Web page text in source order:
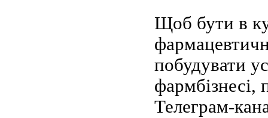
Щоб бути в
побудувати
фармбізнесі,
Телеграм-